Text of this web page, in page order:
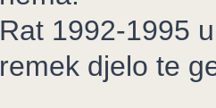
Rat 1992-1995
remek djelo te